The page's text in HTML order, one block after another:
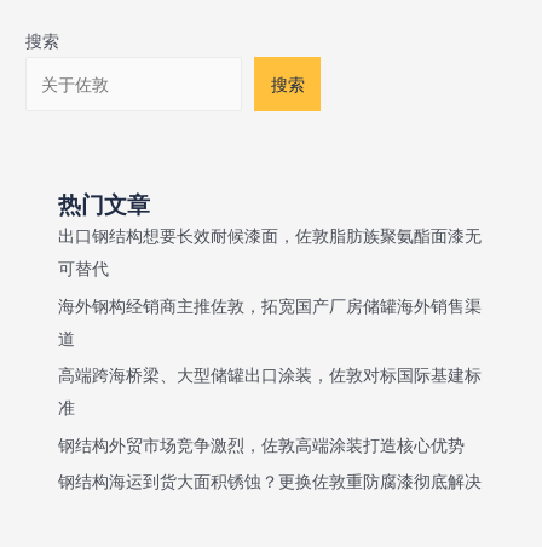
搜索
搜索
热门文章
出口钢结构想要长效耐候漆面，佐敦脂肪族聚氨酯面漆无
可替代
海外钢构经销商主推佐敦，拓宽国产厂房储罐海外销售渠
道
高端跨海桥梁、大型储罐出口涂装，佐敦对标国际基建标
准
钢结构外贸市场竞争激烈，佐敦高端涂装打造核心优势
钢结构海运到货大面积锈蚀？更换佐敦重防腐漆彻底解决